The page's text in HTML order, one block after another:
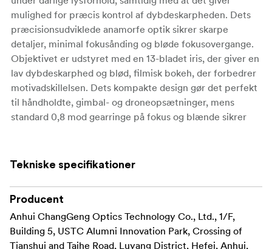
mulighed for præcis kontrol af dybdeskarpheden. Dets
præcisionsudviklede anamorfe optik sikrer skarpe
detaljer, minimal fokusånding og bløde fokusovergange.
Objektivet er udstyret med en 13-bladet iris, der giver en
lav dybdeskarphed og blød, filmisk bokeh, der forbedrer
motivadskillelsen. Dets kompakte design gør det perfekt
til håndholdte, gimbal- og droneopsætninger, mens
standard 0,8 mod gearringe på fokus og blænde sikrer
flare og giver filmskabere mulighed for at tilpasse den
Denne version af objektivet producerer en neutral
sølvfarvet anamorfisk flare, der giver et rent og moderne
look. I modsætning til traditionelle anamorfe linser med
stærke farvespil giver sølvflaren en subtil og naturlig
Tekniske specifikationer
Producent
Anhui ChangGeng Optics Technology Co., Ltd., 1/F,
Building 5, USTC Alumni Innovation Park, Crossing of
Tianshui and Taihe Road, Luyang District, Hefei, Anhui,